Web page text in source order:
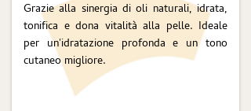
Grazie alla sinergia di oli naturali, idrata,
tonifica e dona vitalità alla pelle. Ideale
per un'idratazione profonda e un tono
cutaneo migliore.